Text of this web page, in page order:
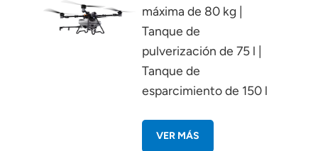
máxima de 80 kg |
Tanque de
pulverización de 75 l |
Tanque de
esparcimiento de 150 l
VER MÁS